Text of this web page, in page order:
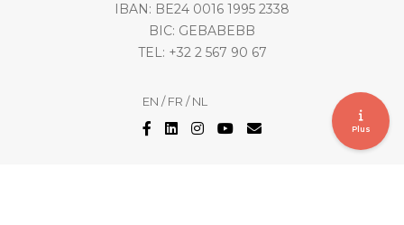
IBAN: BE24 0016 1995 2338
BIC: GEBABEBB
TEL: +32 2 567 90 67
EN /FR /NL
Plus